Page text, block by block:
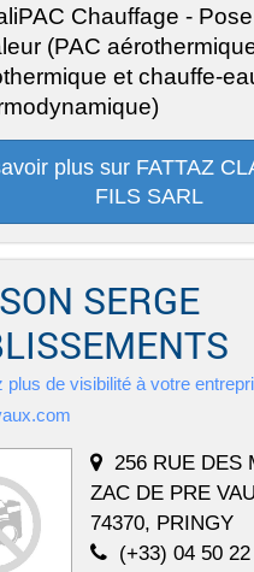
Chauffage -
(PAC
et chauffe-
plus sur FATTAZ
FILS SARL
SERGE
plus de visibilité à votre
256 RUE DES
ZAC DE PRE
74370, PRINGY
(+33) 04 50